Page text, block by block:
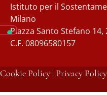
Istituto per il
Milano
Piazza Santo Stefano 14,
C.F. 08096580157
Cookie Policy | Privacy Policy